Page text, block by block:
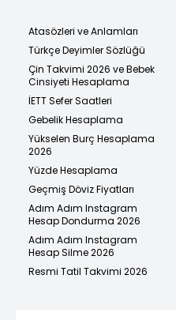
Atasözleri ve Anlamları
Türkçe Deyimler Sözlüğü
Çin Takvimi 2026 ve Bebek
Cinsiyeti Hesaplama
İETT Sefer Saatleri
Gebelik Hesaplama
Yükselen Burç Hesaplama
2026
Yüzde Hesaplama
Geçmiş Döviz Fiyatları
Adım Adım Instagram
Hesap Dondurma 2026
Adım Adım Instagram
Hesap Silme 2026
Resmi Tatil Takvimi 2026